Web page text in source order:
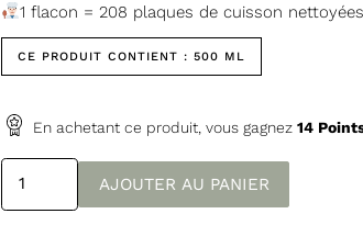
1 flacon = 208 plaques de cuisson nettoyées
CE PRODUIT CONTIENT : 500 ML
En achetant ce produit, vous gagnez 14
quantité
AJOUTER AU PANIER